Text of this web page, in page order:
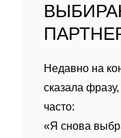
Недавно на
сказала
часто:
«Я снова